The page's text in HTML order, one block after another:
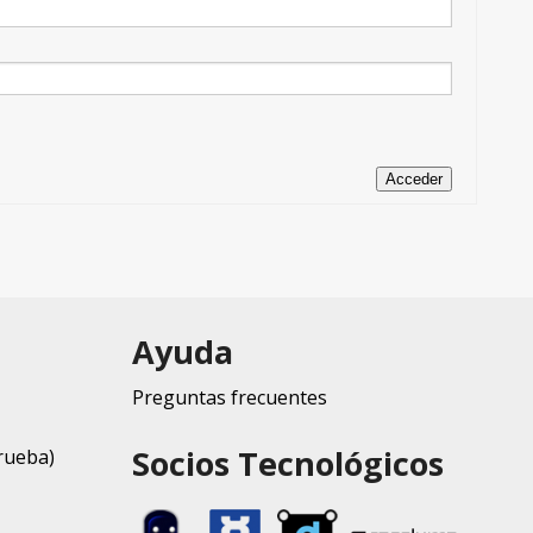
Acceder
Ayuda
Preguntas frecuentes
Socios Tecnológicos